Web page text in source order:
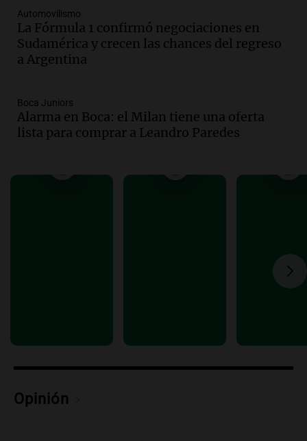
Buen día, Argentina
Episodios
Audio.Jugueterías en transformación:
crece la venta online y cae el
Buen día, Argentina
Episodios
Audio.
Por qué nos cuesta decir que no y
Buen día, Argentina
Automovilismo
La Fórmula 1 confirmó negociaciones en
Sudamérica y crecen las chances del regreso
a Argentina
Boca Juniors
Alarma en Boca: el Milan tiene una oferta
lista para comprar a Leandro Paredes
Opinión